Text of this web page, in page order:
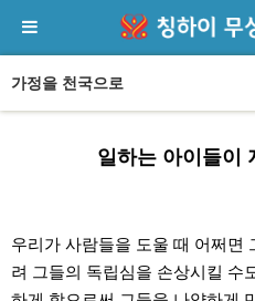
가정을 천국으로
일하는 아이들이
우리가 사람들을 도울 때 어쩌면
려 그들의 독립심을 손상시킬 수